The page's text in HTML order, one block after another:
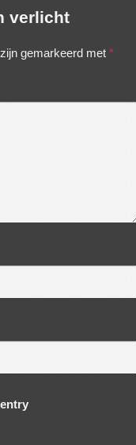
verlicht
gemarkeerd met *